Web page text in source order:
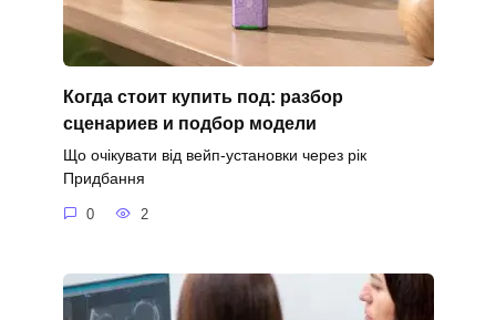
Когда стоит купить под: разбор
сценариев и подбор модели
Що очікувати від вейп-установки через рік
Придбання
0 2